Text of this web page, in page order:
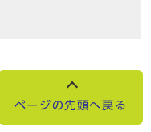
ページの先頭へ戻る